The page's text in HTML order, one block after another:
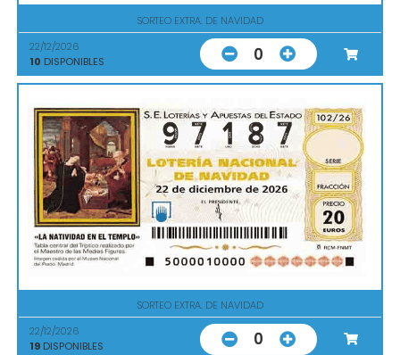
SORTEO EXTRA. DE NAVIDAD
22/12/2026
10 DISPONIBLES 0
SORTEO EXTRA. DE NAVIDAD
22/12/2026
19 DISPONIBLES 0